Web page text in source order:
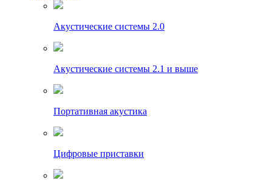
Акустические системы 2.0
Акустические системы 2.1 и выше
Портативная акустика
Цифровые приставки